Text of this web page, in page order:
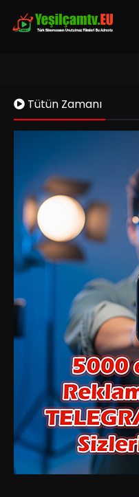
Tütün Zamanı
Listeye Ekle
Paylaş
Beğendim (0)